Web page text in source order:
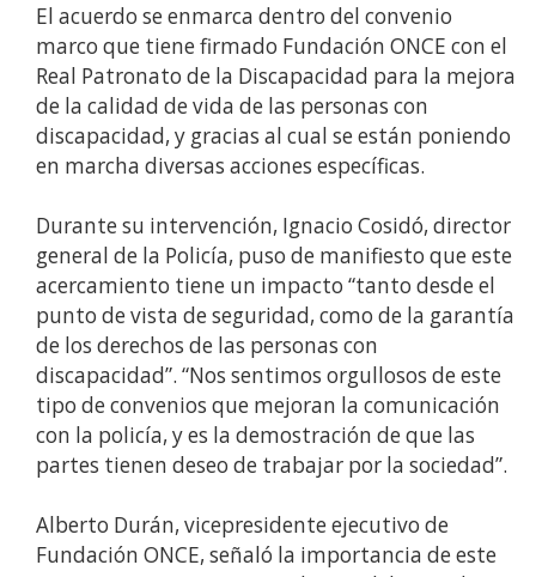
El acuerdo se enmarca dentro del convenio
marco que tiene firmado Fundación ONCE con el
Real Patronato de la Discapacidad para la mejora
de la calidad de vida de las personas con
discapacidad, y gracias al cual se están poniendo
en marcha diversas acciones específicas.
Durante su intervención, Ignacio Cosidó, director
general de la Policía, puso de manifiesto que este
acercamiento tiene un impacto “tanto desde el
punto de vista de seguridad, como de la garantía
de los derechos de las personas con
discapacidad”. “Nos sentimos orgullosos de este
tipo de convenios que mejoran la comunicación
con la policía, y es la demostración de que las
partes tienen deseo de trabajar por la sociedad”.
Alberto Durán, vicepresidente ejecutivo de
Fundación ONCE, señaló la importancia de este